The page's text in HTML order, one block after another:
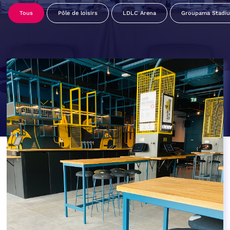
Tous Pôle de loisirs LDLC Arena Groupama